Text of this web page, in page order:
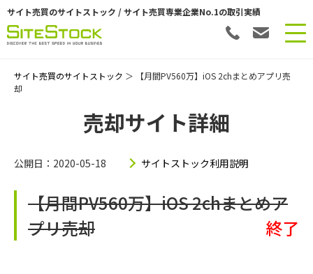
サイト売買のサイトストック / サイト売買専業企業No.1の取引実績
サイト売買のサイトストック ＞ 【月間PV560万】iOS 2chまとめアプリ売
却
売却サイト詳細
公開日：2020-05-18 サイトストック利用説明
【月間PV560万】iOS 2chまとめア
プリ売却
終了